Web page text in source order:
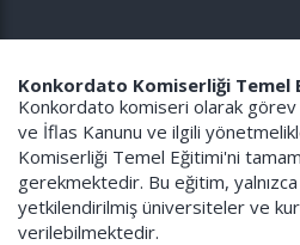
Konkordato Komiserliği Temel
Konkordato komiseri olarak
ve İflas Kanunu ve ilgili
Komiserliği Temel Eğitimi'ni
gerekmektedir. Bu eğitim, yalnızca
yetkilendirilmiş üniversiteler ve
verilebilmektedir.